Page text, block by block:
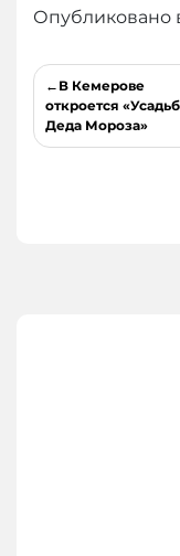
Опубликовано
Навигация
по
записям
В Кемерове
откроется
Деда Мороза»